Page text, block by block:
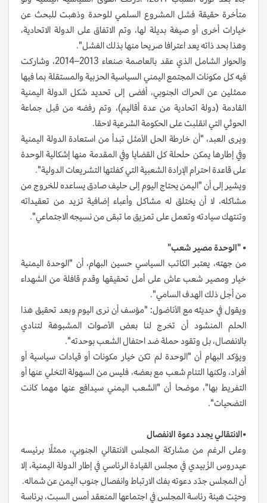
متأخرة حقيقة فشل المشروع السلمي للوحدة وذهبت للبحث عن
خيارات أخرى أو صيغة بديلة لها، وتم الاتفاق على الدولة الاتحادية،
وهذا بحد ذاته يعد اعترافا صريحا منها بذلك الفشل".
والحوار الشامل الذي عقد بالعاصمة صنعاء 2013–2014، وشاركت
فيه كل مكونات المجتمع اليمني السياسية الحزبية والمستقلة بما فيها
ممثلين عن الحراك الجنوبي، أفضى إلى تحديد شكل الدولة اليمنية
القادمة (دولة اتحادية من عدة أقاليم)، وتم رفضه من قبل جماعة
الحوثي التي انقلبت على الحكومة الشرعية لاحقا.
ويرى العبد، "أن خارطة الحل الأمثل تبدأ من استعادة الدولة اليمنية
وفي إطارها يمكن حلحلة كل القضايا وفي المقدمة منها إشكالية الوحدة
على قاعدة احترام الإرادة الشعبية التي كفلتها التشريعات الدولية".
ويشير إلى أن "اليمن يحتاج اليوم إلى حليف صادق يساعده للخروج من
مشاكله، لا أن يختلق له مشاكل وأعباء إضافية تزيد من تعقيداته
وتنتهك سيادته وتعمل على تمزيق ما تبقى من نسيجه الاجتماعي".
• "الوحدة مصير شعب"
من جهته، يعتبر الكاتب السياسي حسين البهام، أن "الوحدة اليمنية
خيار ومصير شعب عاش على أمل تحقيقها وقدم قافلة من الشهداء
من أجل ذلك الهدف السامي".
ويقول في حديثه مع الأناضول: "مؤسف أن نرى اليوم وبعد تحقيق هذا
الحلم المنشود أن تخرج لنا بعض الأصوات المشبوهة لتنادي
بالانفصال، بل وتقود حملة ضد احتفال الشعب بوحدته".
ويؤكد البهام أن "الوحدة لم تكن خيار مكونات أو قيادات سياسية أو
أفراد، ولكنها التئام شعب مع بعضه، فليس من السهولة التخلي عنها أو
التفريط بها"، موضحا أن "الشعب اليمني سيدافع عنها مهما كانت
التضحيات".
•الانتقالي يجدد دعوة الانفصال
وعلى الرغم من مشاركة المجلس الانتقالي الجنوبي، ممثلًا برئيسه
عيدروس الزُبيدي في مجلس القيادة الرئاسي في إطار الدولة اليمنية، إلا
أن المجلس جدّد دعوته بفك الارتباط وانفصال جنوب اليمن عن شماله.
وحيّت هيئة رئاسة المجلس في اجتماعها المنعقد أمس السبت، برئاسة